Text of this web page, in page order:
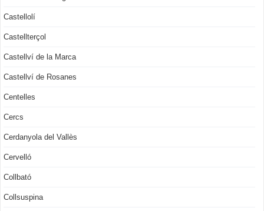
Castellolí
Castellterçol
Castellví de la Marca
Castellví de Rosanes
Centelles
Cercs
Cerdanyola del Vallès
Cervelló
Collbató
Collsuspina